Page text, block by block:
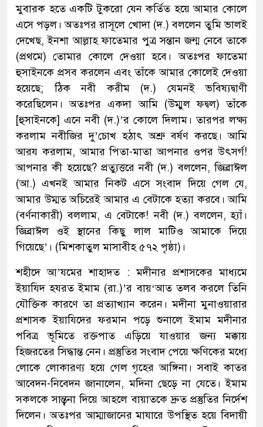
মুবারক হতে একটি টুকরো যেন কর্তিত হয়ে আমার কোলে
এসে পড়ল। অতঃপর রাসূলে খোদা (দ.) বললেন তুমি ভালই
দেখেছ, ইনশা আল্লাহ ফাতেমার পুত্র সন্তান জন্ম নেবে তাকে
(প্রথমে) তোমার কোলে দেওয়া হবে। অতঃপর ফাতেমা
হুসাইনকে প্রসব করলেন এবং তাঁকে আমার কোলেই দেওয়া
হয়েছে; ঠিক নবী করীম (দ.) যেমনই ভবিষ্যদ্বাণী
করেছিলেন। অতঃপর একদা আমি (উম্মুল ফদ্বল) তাঁকে
[হুসাইনকে] এনে নবী (দ.)’র কোলে দিলাম। তারপর লক্ষ্য
করলাম নবীজির দু’চোখ হঠাৎ অশ্রু বর্ষণ করছে। আমি
আরয করলাম, আমার পিতা-মাতা আপনার ওপর উৎসর্গ!
আপনার কী হয়েছে? প্রত্যুত্তরে নবী (দ.) বললেন, জিব্রাঈল
(আ.) এখনই আমার নিকট এসে সংবাদ দিয়ে গেল যে,
আমার উম্মত অচিরেই আমার এ বেটাকে হত্যা করবে। আমি
(বর্ণনাকারী) বললাম, এ বেটাকে! নবী (দ.) বললেন, হ্যাঁ।
জিব্রাঈল ওই স্থানের কিছু লাল মাটিও আমাকে দিয়ে
গিয়েছে’। (মিশকাতুল মাসাবীহ ৫৭২ পৃষ্ঠা)।
শহীদে আ’যমের শাহাদত : মদীনার প্রশাসকের মাধ্যমে
ইয়াযিদ হযরত ইমাম (রা.)’র বায়‘আত তলব করলে তিনি
যৌক্তিক কারণে তা প্রত্যাখ্যান করেন। মদীনা মুনাওয়ারার
প্রশাসক ইয়াযিদের ফরমান পড়ে শুনালে ইমাম মদীনার
পবিত্র ভূমিতে রক্তপাত এড়িয়ে যাওয়ার জন্য মক্কায়
হিজরতের সিদ্ধান্ত নেন। প্রস্তুতির সংবাদ পেয়ে ক্ষণিকের মধ্যে
লোকে লোকারণ্য হয়ে গেল গৃহের আঙ্গিনা। সবাই কাতর
আবেদন-নিবেদন জানালেন, মদিনা ছেড়ে না যেতে। ইমাম
সকলকে সান্ত্বনা দিয়ে আহলে বায়াতকে দ্রুত প্রস্তুতির নির্দেশ
দিলেন। অতঃপর আম্মাজানের মাযারে উপস্থিত হয়ে বিদায়ী